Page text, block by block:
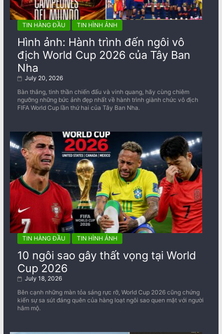
TIN HÀNG ĐẦU TIN HÌNH ẢNH
Hình ảnh: Hành trình đến ngôi vô
địch World Cup 2026 của Tây Ban
Nha
July 20, 2026
Bàn thắng, tinh thần chiến đấu và vinh quang, hãy cùng chiêm
ngưỡng những bức ảnh đẹp nhất về ​​hành trình giành chức vô địch
FIFA World Cup lần thứ hai của Tây Ban Nha.
TIN HÀNG ĐẦU TIN HÌNH ẢNH
10 ngôi sao gây thất vọng tại World
Cup 2026
July 18, 2026
Bên cạnh những màn tỏa sáng rực rỡ, World Cup 2026 cũng chứng
kiến sự sa sút đáng quên của hàng loạt ngôi sao quen mặt với người
hâm mộ.